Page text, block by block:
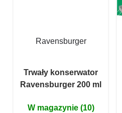
Ravensburger
Trwały konserwator
Ravensburger 200 ml
W magazynie (10)